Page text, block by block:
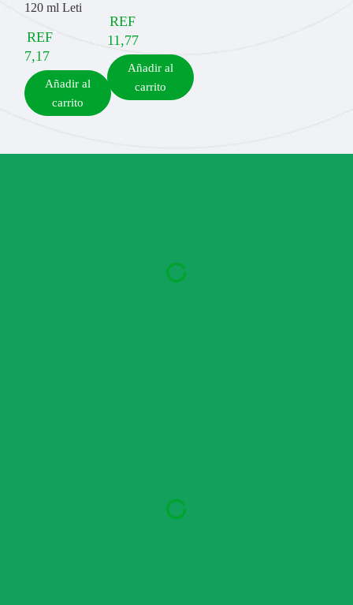
120 ml Leti
REF
7,17
Añadir al
carrito
REF
11,77
Añadir al
carrito